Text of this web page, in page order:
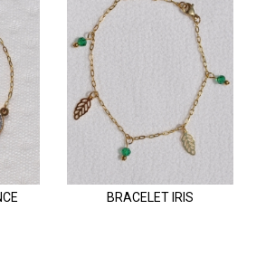
BRACELET IRIS